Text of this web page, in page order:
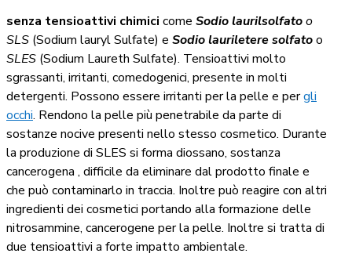
senza tensioattivi chimici come Sodio laurilsolfatoo
SLS (Sodium lauryl Sulfate) e Sodio lauriletere solfatoo
SLES (Sodium Laureth Sulfate). Tensioattivi molto
sgrassanti, irritanti, comedogenici, presente in molti
detergenti. Possono essere irritanti per la pelle e pergli
occhi. Rendono la pelle più penetrabile da parte di
sostanze nocive presenti nello stesso cosmetico. Durante
la produzione di SLES si forma diossano, sostanza
cancerogena , difficile da eliminare dal prodotto finale e
che può contaminarlo in traccia. Inoltre può reagire con altri
ingredienti dei cosmetici portando alla formazione delle
nitrosammine, cancerogene per la pelle. Inoltre si tratta di
due tensioattivi a forte impatto ambientale.